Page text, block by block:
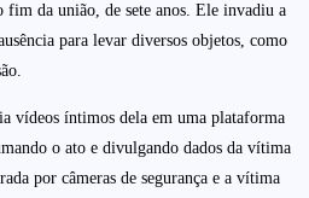
fim da união, de sete anos. Ele invadiu a
para levar diversos objetos, como
vídeos íntimos dela em uma plataforma
o ato e divulgando dados da vítima
por câmeras de segurança e a vítima